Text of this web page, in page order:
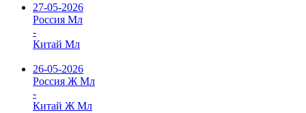
27-05-2026
Россия Мл
-
Китай Мл
26-05-2026
Россия Ж Мл
-
Китай Ж Мл